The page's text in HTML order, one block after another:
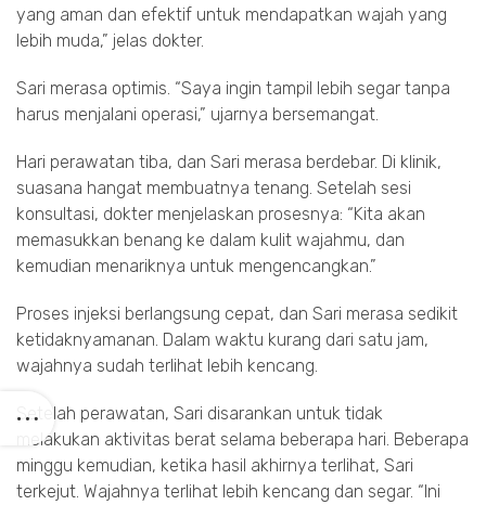
yang aman dan efektif untuk mendapatkan wajah yang
lebih muda,” jelas dokter.
Sari merasa optimis. “Saya ingin tampil lebih segar tanpa
harus menjalani operasi,” ujarnya bersemangat.
Hari perawatan tiba, dan Sari merasa berdebar. Di klinik,
suasana hangat membuatnya tenang. Setelah sesi
konsultasi, dokter menjelaskan prosesnya: “Kita akan
memasukkan benang ke dalam kulit wajahmu, dan
kemudian menariknya untuk mengencangkan.”
Proses injeksi berlangsung cepat, dan Sari merasa sedikit
ketidaknyamanan. Dalam waktu kurang dari satu jam,
wajahnya sudah terlihat lebih kencang.
Setelah perawatan, Sari disarankan untuk tidak
melakukan aktivitas berat selama beberapa hari. Beberapa
minggu kemudian, ketika hasil akhirnya terlihat, Sari
terkejut. Wajahnya terlihat lebih kencang dan segar. “Ini